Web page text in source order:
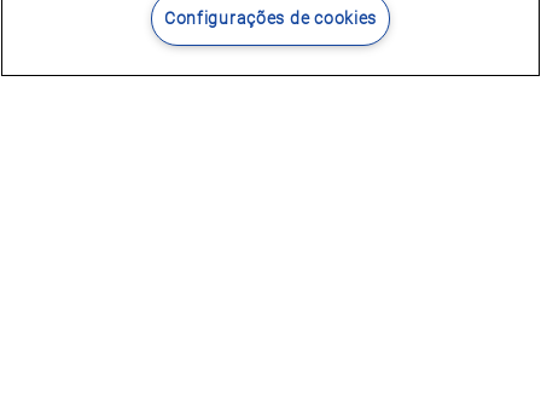
Contacte-nos Encontrar Centro
Configurações de cookies